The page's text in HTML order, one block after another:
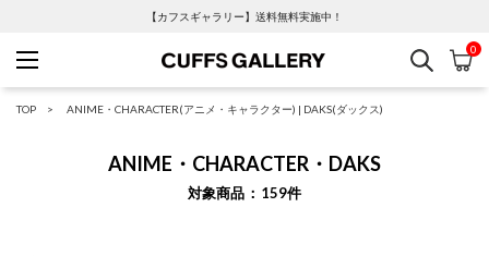
【カフスギャラリー】送料無料実施中！
Cuffs Gallery
検索 カ
0
TOP ANIME・CHARACTER(アニメ・キャラクター) | DAKS(ダックス)
ANIME・CHARACTER・DAKS
対象商品 159件